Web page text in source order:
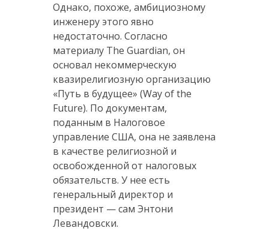
Однако, похоже, амбициозному
инженеру этого явно
недостаточно. Согласно
материалу The Guardian, он
основал некоммерческую
квазирелигиозную организацию
«Путь в будущее» (Way of the
Future). По документам,
поданным в Налоговое
управление США, она не заявлена
в качестве религиозной и
освобожденной от налоговых
обязательств. У нее есть
генеральный директор и
президент — сам Энтони
Левандовски.